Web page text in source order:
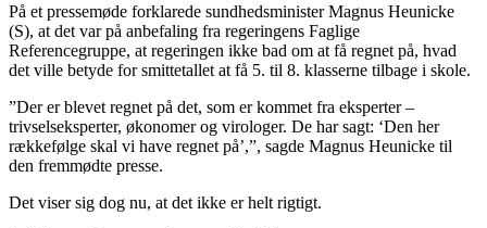
På et pressemøde forklarede sundhedsminister Magnus Heunicke
(S), at det var på anbefaling fra regeringens Faglige
Referencegruppe, at regeringen ikke bad om at få regnet på, hvad
det ville betyde for smittetallet at få 5. til 8. klasserne tilbage i skole.
”Der er blevet regnet på det, som er kommet fra eksperter –
trivselseksperter, økonomer og virologer. De har sagt: ‘Den her
rækkefølge skal vi have regnet på’,”, sagde Magnus Heunicke til
den fremmødte presse.
Det viser sig dog nu, at det ikke er helt rigtigt.